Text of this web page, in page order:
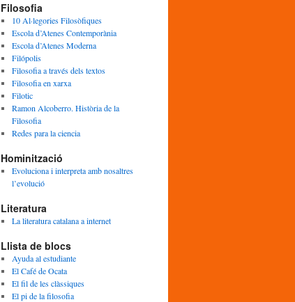
Filosofia
10 Al·legories Filosòfiques
Escola d’Atenes Contemporània
Escola d’Atenes Moderna
Filópolis
Filosofia a través dels textos
Filosofia en xarxa
Filotic
Ramon Alcoberro. Història de la
Filosofia
Redes para la ciencia
Hominització
Evoluciona i interpreta amb nosaltres
l’evolució
Literatura
La literatura catalana a internet
Llista de blocs
Ayuda al estudiante
El Café de Ocata
El fil de les clàssiques
El pi de la filosofia